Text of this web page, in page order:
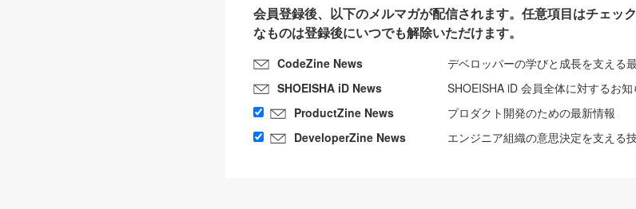
会員登録後、以下のメルマガが配信されます。任意項目はチェッ
なものは登録後にいつでも解除いただけます。
CodeZine News
デベロッパーの学びと成長を支える
SHOEISHA iD News
SHOEISHA iD 会員全体に対するお知
ProductZine News
プロダクト開発のための最新情報
DeveloperZine News
エンジニア組織の意思決定を支える